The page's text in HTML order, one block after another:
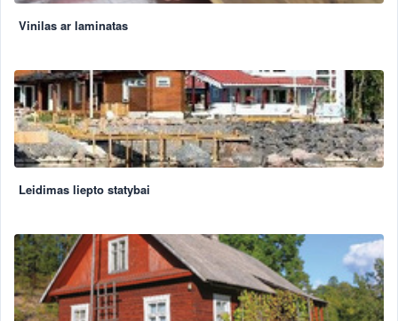
Vinilas ar laminatas
Leidimas liepto statybai